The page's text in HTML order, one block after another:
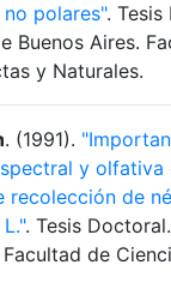
polares". Tesis
Buenos Aires.
y Naturales.
. (1991).
y olfativa
recolección de
. Tesis
Facultad de